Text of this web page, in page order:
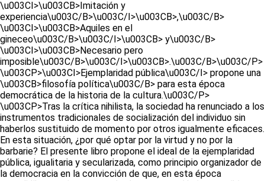
\u003CI>\u003CB>Imitación y
experiencia\u003C/B>\u003C/I>\u003CB>,\u003C/B>
\u003CI>\u003CB>Aquiles en el
gineceo\u003C/B>\u003C/I>\u003CB> y\u003C/B>
\u003CI>\u003CB>Necesario pero
imposible\u003C/B>\u003C/I>\u003CB>.\u003C/B>\u003C/P>
\u003CP>\u003CI>Ejemplaridad pública\u003C/I> propone una
\u003CB>filosofía política\u003C/B> para esta época
democrática de la historia de la cultura.\u003C/P>
\u003CP>Tras la crítica nihilista, la sociedad ha renunciado a los
instrumentos tradicionales de socialización del individuo sin
haberlos sustituido de momento por otros igualmente eficaces.
En esta situación, ¿por qué optar por la virtud y no por la
barbarie? El presente libro propone el ideal de la ejemplaridad
pública, igualitaria y secularizada, como principio organizador de
la democracia en la convicción de que, en esta época